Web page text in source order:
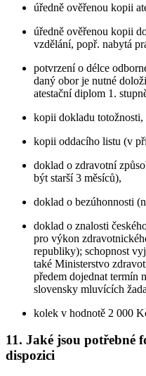
úředně ověřenou kopii
úředně ověřenou kopii
vzdělání, popř. nabytá
potvrzení o délce
daný obor je nutné
atestační diplom 1.
kopii dokladu totožnosti,
kopii oddacího listu (v
doklad o zdravotní
být starší 3 měsíců),
doklad o bezúhonnosti
doklad o znalosti
pro výkon
republiky); schopnost
také Ministerstvo
předem dojednat termín
slovensky mluvících
kolek v hodnotě 2 000
11. Jaké jsou potřebné
dispozici